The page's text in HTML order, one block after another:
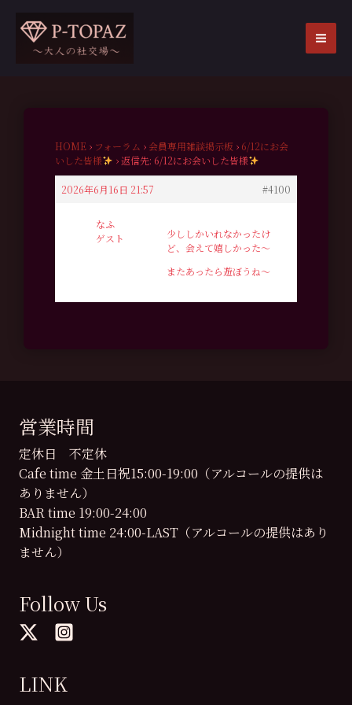
HOME › フォーラム › 会員専用雑談掲示板 › 6/12にお会
いした皆様
›返信先: 6/12にお会いした皆様
2026年6月16日 21:57 #4100
なふ
ゲスト
少ししかいれなかったけ
ど、会えて嬉しかった〜
またあったら遊ぼうね〜
営業時間
定休日 不定休
Cafe time 金土日祝15:00-19:00（アルコールの提供は
ありません）
BAR time 19:00-24:00
Midnight time 24:00-LAST（アルコールの提供はあり
ません）
Follow Us
LINK